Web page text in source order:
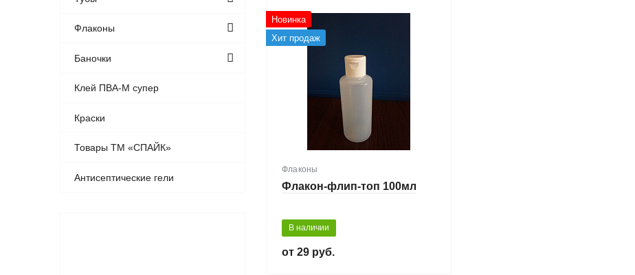
Флаконы
Баночки
Клей ПВА-М супер
Краски
Товары ТМ «СПАЙК»
Антисептические гели
Новинка
Хит продаж
Флаконы
Флакон-флип-топ 100мл
В наличии
29 руб.